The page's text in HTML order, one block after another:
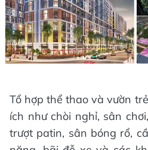
dụng giường tầng và nội
diện tích sử dụng. Căn hộ
căn hộ 45 m² có 4 phòng
có thể có tới 5 phòng ngủ.
hoạt chung được thiết kế
đảm bảo sự thông
thành viên trong gia
thống hút mùi dẫn thẳng